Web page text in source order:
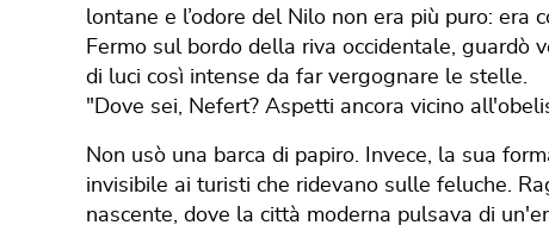
lontane e l’odore del Nilo non era più puro: era
​Fermo sul bordo della riva occidentale,
di luci così intense da far vergognare le stelle.
​"Dove sei, Nefert? Aspetti ancora vicino
​Non usò una barca di papiro. Invece, la sua
invisibile ai turisti che ridevano sulle feluche.
nascente, dove la città moderna pulsava di